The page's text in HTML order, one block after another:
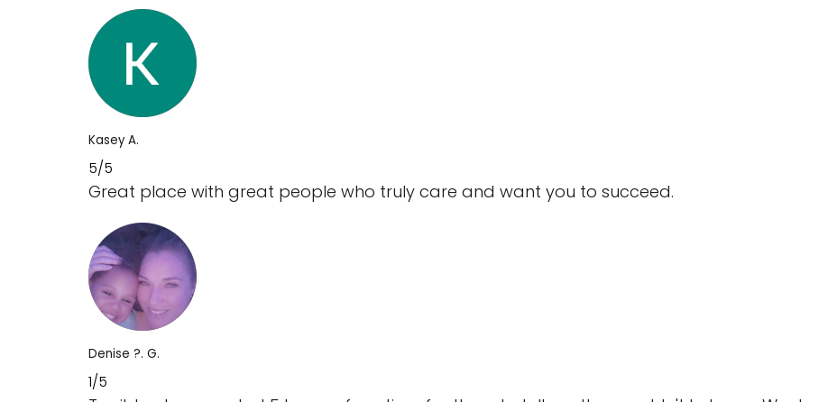
Kasey A.
5/5
Great place with great people who truly care and want you to succeed.
Denise ?. G.
1/5